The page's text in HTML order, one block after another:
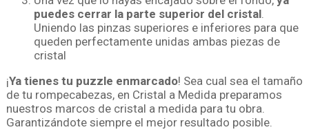
puedes cerrar la parte superior del cristal.
Uniendo las pinzas superiores e inferiores para que
queden perfectamente unidas ambas piezas de
cristal
¡Ya tienes tu puzzle enmarcado! Sea cual sea el tamaño
de tu rompecabezas, en Cristal a Medida preparamos
nuestros marcos de cristal a medida para tu obra.
Garantizándote siempre el mejor resultado posible.